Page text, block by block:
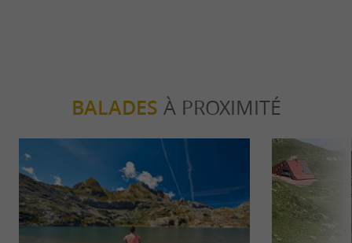
BALADES À PROXIMITÉ